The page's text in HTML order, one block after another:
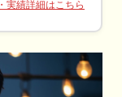
実績詳細はこちら